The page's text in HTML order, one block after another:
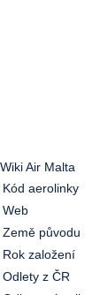
Wiki Air Malta
Kód aerolinky
Web
Země původu
Rok založení
Odlety z ČR